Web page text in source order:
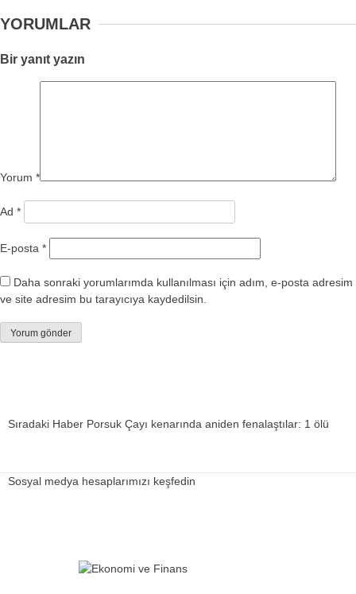
YORUMLAR
Bir yanıt yazın
Yorum *
Ad *
E-posta *
Daha sonraki yorumlarımda kullanılması için adım, e-posta adresim
ve site adresim bu tarayıcıya kaydedilsin.
Sıradaki Haber Porsuk Çayı kenarında aniden fenalaştılar: 1 ölü
Sosyal medya hesaplarımızı keşfedin